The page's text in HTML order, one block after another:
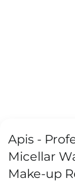
Apis -
Micellar
Make-up